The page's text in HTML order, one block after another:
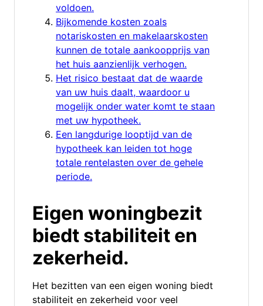
voldoen.
Bijkomende kosten zoals
notariskosten en makelaarskosten
kunnen de totale aankoopprijs van
het huis aanzienlijk verhogen.
Het risico bestaat dat de waarde
van uw huis daalt, waardoor u
mogelijk onder water komt te staan
met uw hypotheek.
Een langdurige looptijd van de
hypotheek kan leiden tot hoge
totale rentelasten over de gehele
periode.
Eigen woningbezit
biedt stabiliteit en
zekerheid.
Het bezitten van een eigen woning biedt
stabiliteit en zekerheid voor veel